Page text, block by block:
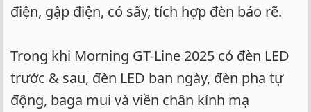
điện, gập điện, có sấy, tích hợp đèn báo rẽ.
Trong khi Morning GT-Line 2025 có đèn LED
trước & sau, đèn LED ban ngày, đèn pha tự
động, baga mui và viền chân kính mạ